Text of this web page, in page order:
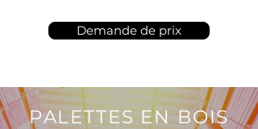
Demande de prix
PALETTES EN BOIS